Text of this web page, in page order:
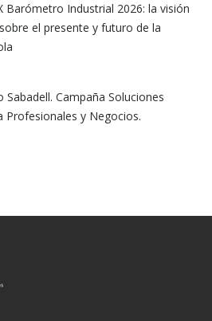
Barómetro Industrial 2026: la visión
el presente y futuro de la
Sabadell. Campaña Soluciones
Profesionales y Negocios.